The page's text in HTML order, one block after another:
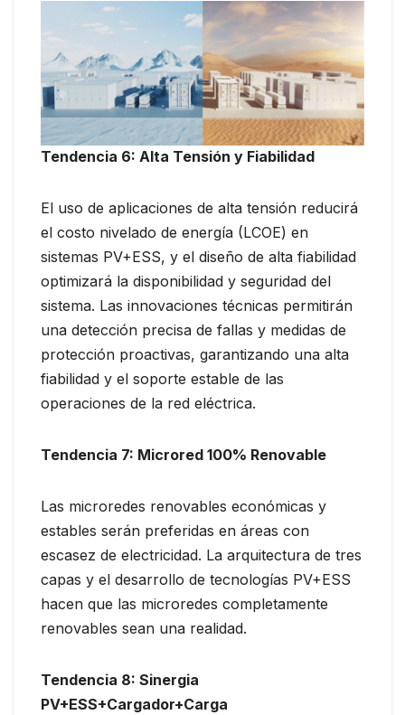
Tendencia 6: Alta Tensión y Fiabilidad
El uso de aplicaciones de alta tensión reducirá
el costo nivelado de energía (LCOE) en
sistemas PV+ESS, y el diseño de alta fiabilidad
optimizará la disponibilidad y seguridad del
sistema. Las innovaciones técnicas permitirán
una detección precisa de fallas y medidas de
protección proactivas, garantizando una alta
fiabilidad y el soporte estable de las
operaciones de la red eléctrica.
Tendencia 7: Microred 100% Renovable
Las microredes renovables económicas y
estables serán preferidas en áreas con
escasez de electricidad. La arquitectura de tres
capas y el desarrollo de tecnologías PV+ESS
hacen que las microredes completamente
renovables sean una realidad.
Tendencia 8: Sinergia
PV+ESS+Cargador+Carga